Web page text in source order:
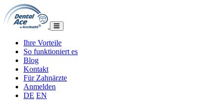
Ihre Vorteile
So funktioniert es
Blog
Kontakt
Für Zahnärzte
Anmelden
DE EN